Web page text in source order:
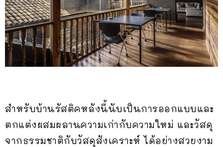
สำหรับบ้านรัสติคหลังนี้นับเป็นการออกแบบและ
ตกแต่งผสมผลานความเก่ากับความใหม่ และวัสดุ
จากธรรมชาติกับวัสดุสังเคราะห์ ได้อย่างสวยงาม